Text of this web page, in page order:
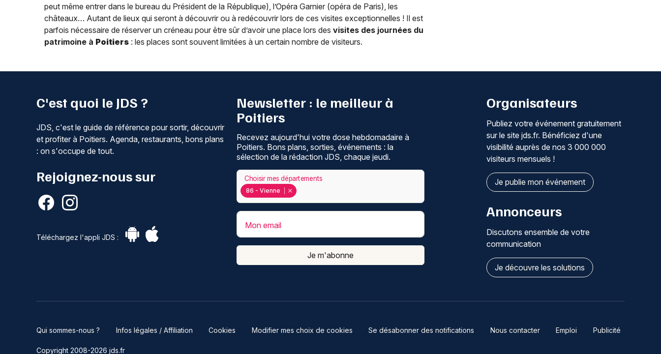
peut même entrer dans le bureau du Président de la République), l’Opéra Garnier (opéra de Paris), les
châteaux… Autant de lieux qui seront à découvrir ou à redécouvrir lors de ces visites exceptionnelles ! Il est
parfois nécessaire de réserver un créneau pour être sûr d’avoir une place lors des visites des journées du
patrimoine à Poitiers : les places sont souvent limitées à un certain nombre de visiteurs.
C'est quoi le JDS ?
JDS, c'est le guide de référence pour sortir, découvrir
et profiter à Poitiers. Agenda, restaurants, bons plans
: on s'occupe de tout.
Rejoignez-nous sur
Téléchargez l'appli JDS :
Newsletter : le meilleur à
Poitiers
Recevez aujourd'hui votre dose hebdomadaire à
Poitiers. Bons plans, sorties, événements : la
sélection de la rédaction JDS, chaque jeudi.
86 - Vienne
Choisir mes départements
Mon email
Je m'abonne
Organisateurs
Publiez votre événement gratuitement
sur le site jds.fr. Bénéficiez d'une
visibilité auprès de nos 3 000 000
visiteurs mensuels !
Je publie mon événement
Annonceurs
Discutons ensemble de votre
communication
Je découvre les solutions
Qui sommes-nous ? Infos légales / Affiliation Cookies Modifier mes choix de cookies Se désabonner des notifications Nous contacter Emploi Publicité
Copyright 2008-2026 jds.fr